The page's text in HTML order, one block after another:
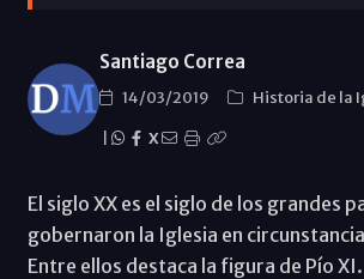
Santiago Correa
14/03/2019
Historia de la
X
El siglo XX es el siglo de los grandes
gobernaron la Iglesia en
Entre ellos destaca la figura de Pío XI.